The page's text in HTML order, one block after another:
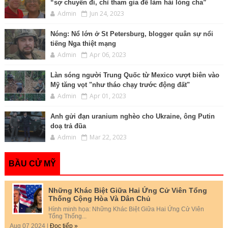
“sợ chuyến đi, chỉ tham gia để làm hài lòng cha”
Admin Jun 24, 2023
Nóng: Nổ lớn ở St Petersburg, blogger quân sự nổi
tiếng Nga thiệt mạng
Admin Apr 06, 2023
Làn sóng người Trung Quốc từ Mexico vượt biên vào
Mỹ tăng vọt "như tháo chạy trước động đất"
Admin Apr 01, 2023
Anh gửi đạn uranium nghèo cho Ukraine, ông Putin
doạ trả đũa
Admin Mar 22, 2023
BẦU CỬ MỸ
Những Khác Biệt Giữa Hai Ứng Cử Viên Tổng
Thống Cộng Hòa Và Dân Chủ
Hình minh họa: Những Khác Biệt Giữa Hai Ứng Cử Viên
Tổng Thống...
Aug 07 2024 | Đọc tiếp »